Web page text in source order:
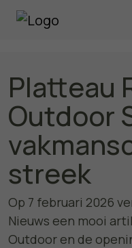
Platteau
Outdoor
streek
Op 7 februari 2026
Nieuws een mooi
Outdoor en de